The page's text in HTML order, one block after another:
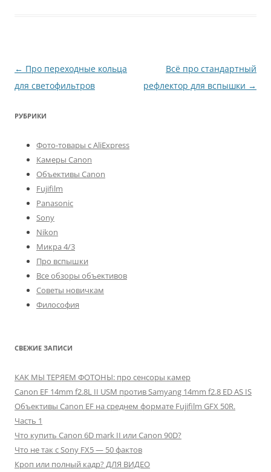
Навигация
по
← Про переходные кольца
для светофильтров
Всё про стандартный
рефлектор для вспышки →
РУБРИКИ
Фото-товары с AliExpress
Камеры Canon
Объективы Canon
Fujifilm
Panasonic
Sony
Nikon
Микра 4/3
Про вспышки
Все обзоры объективов
Советы новичкам
Философия
СВЕЖИЕ ЗАПИСИ
КАК МЫ ТЕРЯЕМ ФОТОНЫ: про сенсоры камер
Canon EF 14mm f2.8L II USM против Samyang 14mm f2.8 ED AS IS
Объективы Canon EF на среднем формате Fujifilm GFX 50R.
Часть 1
Что купить Canon 6D mark II или Canon 90D?
Что не так с Sony FX5 — 50 фактов
Кроп или полный кадр? ДЛЯ ВИДЕО